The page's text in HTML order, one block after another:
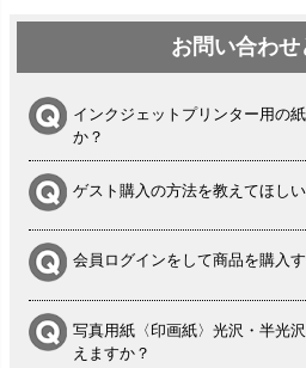
お問い合わせ
インクジェットプリンター用の
か？
ゲスト購入の方法を教えてほし
会員ログインをして商品を購入
写真用紙〈印画紙〉光沢・半光
えますか？